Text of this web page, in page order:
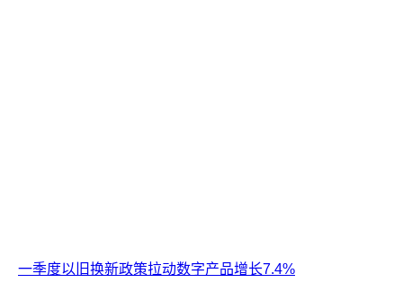
一季度以旧换新政策拉动数字产品增长7.4%